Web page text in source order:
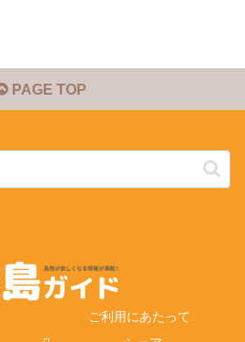
PAGE TOP
ご利用にあたって